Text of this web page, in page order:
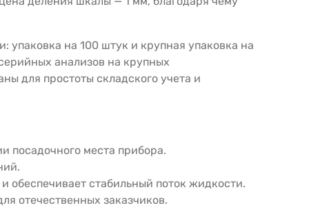
упаковка на 100 штук и крупная упаковка на
анализов на крупных
для простоты складского учета и
посадочного места прибора.
обеспечивает стабильный поток жидкости.
отечественных заказчиков.